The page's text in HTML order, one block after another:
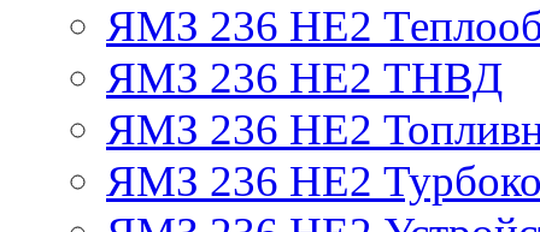
ЯМЗ 236 НЕ2
ЯМЗ 236 НЕ2 ТНВД
ЯМЗ 236 НЕ2
ЯМЗ 236 НЕ2